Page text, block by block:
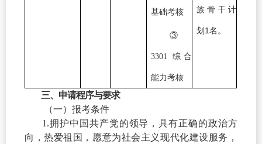
基础考核
③
3301综合
能力考核
族骨干计
划 1名。
三、申请程序与要求
（一）报考条件
1.拥护中国共产党的领导，具有正确的政治方
向，热爱祖国，愿意为社会主义现代化建设服务，